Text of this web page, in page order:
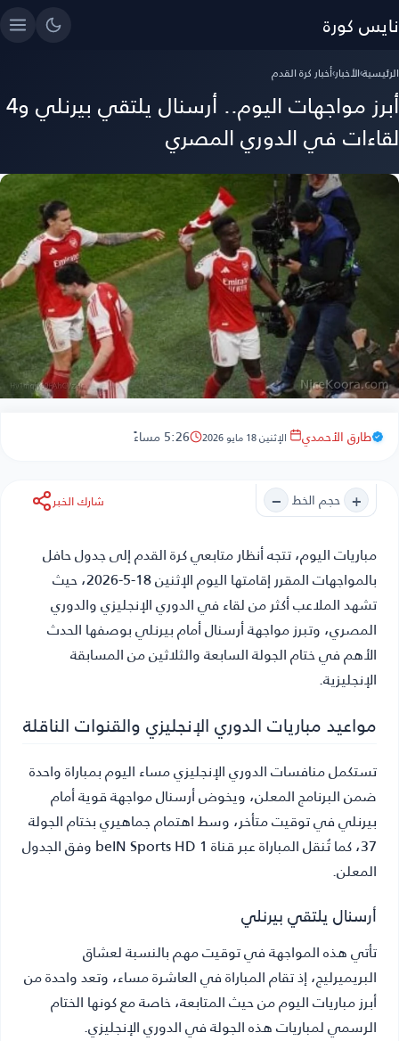
نايس كورة
الرئيسية›الأخبار›أخبار كرة القدم
أبرز مواجهات اليوم.. أرسنال يلتقي بيرنلي و4
لقاءات في الدوري المصري
طارق الأحمدي الإثنين 18 مايو 2026 5:26 مساءً
+ حجم الخط − شارك الخبر
مباريات اليوم، تتجه أنظار متابعي كرة القدم إلى جدول حافل
بالمواجهات المقرر إقامتها اليوم الإثنين 18-5-2026، حيث
تشهد الملاعب أكثر من لقاء في الدوري الإنجليزي والدوري
المصري، وتبرز مواجهة أرسنال أمام بيرنلي بوصفها الحدث
الأهم في ختام الجولة السابعة والثلاثين من المسابقة
الإنجليزية.
مواعيد مباريات الدوري الإنجليزي والقنوات الناقلة
تستكمل منافسات الدوري الإنجليزي مساء اليوم بمباراة واحدة
ضمن البرنامج المعلن، ويخوض أرسنال مواجهة قوية أمام
بيرنلي في توقيت متأخر، وسط اهتمام جماهيري بختام الجولة
37، كما تُنقل المباراة عبر قناة beIN Sports HD 1 وفق الجدول
المعلن.
أرسنال يلتقي بيرنلي
تأتي هذه المواجهة في توقيت مهم بالنسبة لعشاق
البريميرليج، إذ تقام المباراة في العاشرة مساء، وتعد واحدة من
أبرز مباريات اليوم من حيث المتابعة، خاصة مع كونها الختام
الرسمي لمباريات هذه الجولة في الدوري الإنجليزي.